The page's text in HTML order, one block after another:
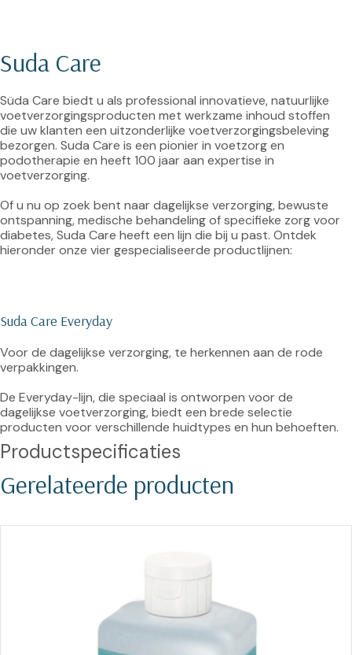
Suda Care
Süda Care biedt u als professional innovatieve, natuurlijke
voetverzorgingsproducten met werkzame inhoud stoffen
die uw klanten een uitzonderlijke voetverzorgingsbeleving
bezorgen. Suda Care is een pionier in voetzorg en
podotherapie en heeft 100 jaar aan expertise in
voetverzorging.
Of u nu op zoek bent naar dagelijkse verzorging, bewuste
ontspanning, medische behandeling of specifieke zorg voor
diabetes, Suda Care heeft een lijn die bij u past. Ontdek
hieronder onze vier gespecialiseerde productlijnen:
Suda Care Everyday
Voor de dagelijkse verzorging, te herkennen aan de rode
verpakkingen.
De Everyday-lijn, die speciaal is ontworpen voor de
dagelijkse voetverzorging, biedt een brede selectie
producten voor verschillende huidtypes en hun behoeften.
Productspecificaties
Gerelateerde producten